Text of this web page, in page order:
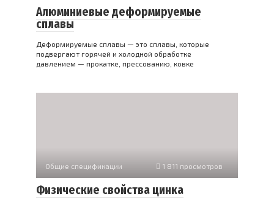
Алюминиевые деформируемые
сплавы
Деформируемые сплавы — это сплавы, которые
подвергают горячей и холодной обработке
давлением — прокатке, прессованию, ковке
Общие спецификации 1 811 просмотров
Физические свойства цинка